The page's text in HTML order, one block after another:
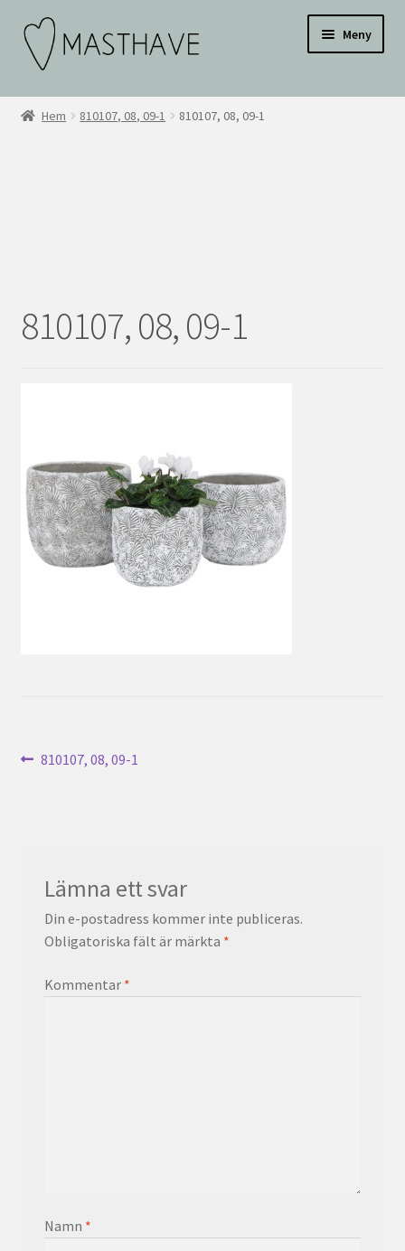
Hoppa
till
navigering
Hoppa
till
innehåll
Meny
WEBBUTIK
ÅF KONTO
Testar
Hem 810107, 08, 09-1 810107, 08, 09-1
810107, 08, 09-1
Inläggsnavigering
Föregående
810107, 08, 09-1
Lämna ett svar
Din e-postadress kommer inte publiceras.
Obligatoriska fält är märkta *
Kommentar *
Namn *